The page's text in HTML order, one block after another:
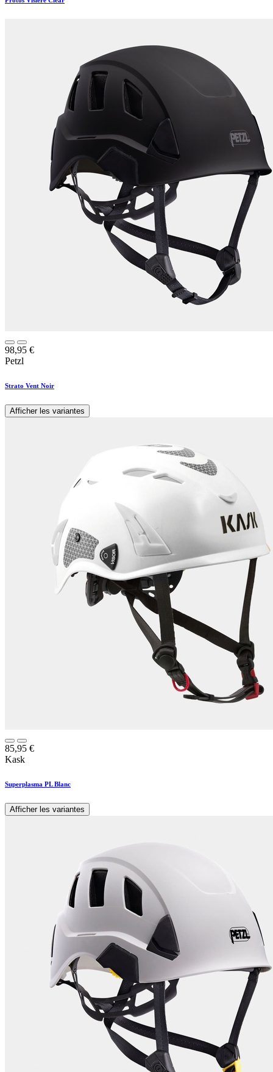
98,95 €
Petzl
Strato Vent Noir
Afficher les variantes
85,95 €
Kask
Superplasma PL Blanc
Afficher les variantes